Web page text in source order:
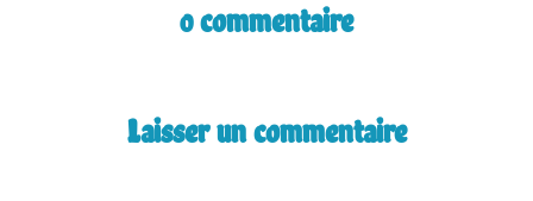
0 commentaire
Laisser un commentaire